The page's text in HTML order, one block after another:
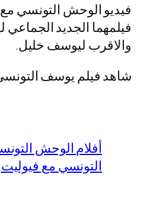
فيديو الوحش التونسي
فيلمهما الجديد
والاقرب ليوسف خليل.
شاهد فيلم يوسف التونسي
أفلام الوحش
التونسي مع فيوليت